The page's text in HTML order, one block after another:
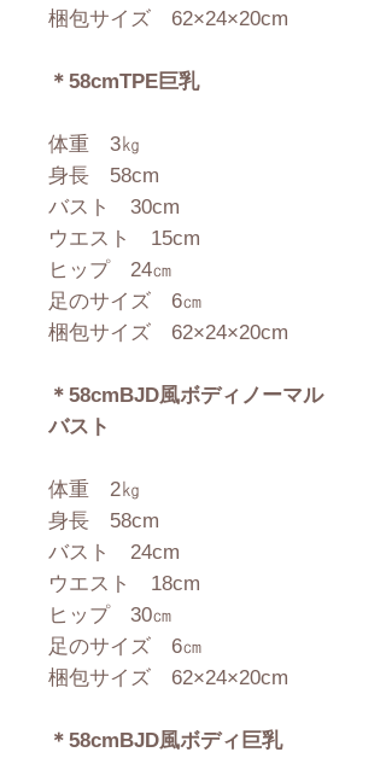
梱包サイズ 62×24×20cm
＊58cmTPE巨乳
体重 3㎏
身長 58cm
バスト 30cm
ウエスト 15cm
ヒップ 24㎝
足のサイズ 6㎝
梱包サイズ 62×24×20cm
＊58cmBJD風ボディノーマル
バスト
体重 2㎏
身長 58cm
バスト 24cm
ウエスト 18cm
ヒップ 30㎝
足のサイズ 6㎝
梱包サイズ 62×24×20cm
＊58cmBJD風ボディ巨乳